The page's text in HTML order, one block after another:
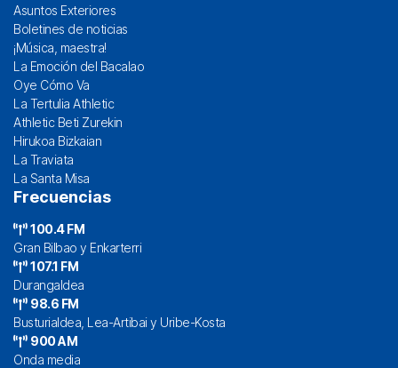
Asuntos Exteriores
Boletines de noticias
¡Música, maestra!
La Emoción del Bacalao
Oye Cómo Va
La Tertulia Athletic
Athletic Beti Zurekin
Hirukoa Bizkaian
La Traviata
La Santa Misa
Frecuencias
100.4 FM
Gran Bilbao y Enkarterri
107.1 FM
Durangaldea
98.6 FM
Busturialdea, Lea-Artibai y Uribe-Kosta
900 AM
Onda media